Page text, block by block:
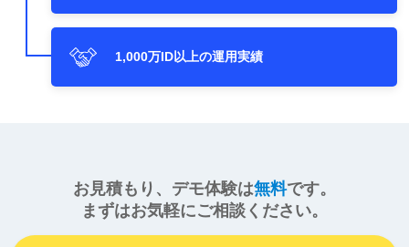
1,000万ID以上の運用実績
お見積もり、デモ体験は無料です。
まずはお気軽にご相談ください。